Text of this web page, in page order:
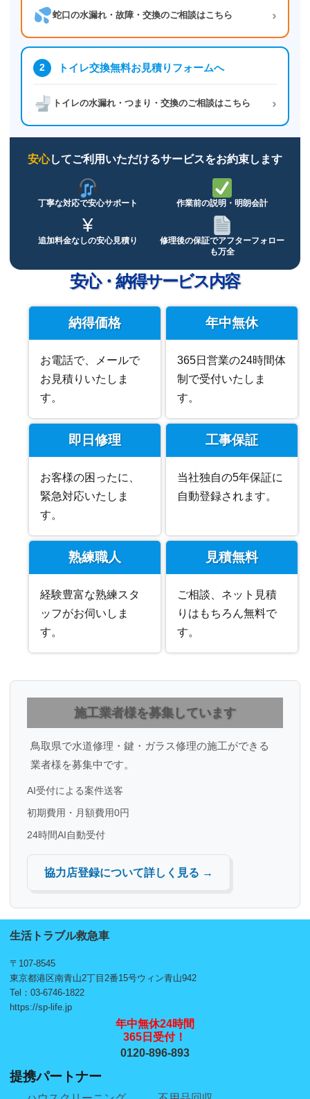
蛇口の水漏れ・故障・交換のご相談はこちら ›
2 トイレ交換無料お見積りフォームへ
トイレの水漏れ・つまり・交換のご相談はこちら ›
安心してご利用いただけるサービスをお約束します
丁寧な対応で安心サポート 作業前の説明・明朗会計
¥
追加料金なしの安心見積り 修理後の保証でアフターフォロー
も万全
安心・納得サービス内容
納得価格
お電話で、メールで
お見積りいたしま
す。
年中無休
365日営業の24時間体
制で受付いたしま
す。
即日修理
お客様の困ったに、
緊急対応いたしま
す。
工事保証
当社独自の5年保証に
自動登録されます。
熟練職人
経験豊富な熟練スタ
ッフがお伺いしま
す。
見積無料
ご相談、ネット見積
りはもちろん無料で
す。
施工業者様を募集しています
鳥取県で水道修理・鍵・ガラス修理の施工ができる
業者様を募集中です。
AI受付による案件送客
初期費用・月額費用0円
24時間AI自動受付
協力店登録について詳しく見る →
生活トラブル救急車
〒107-8545
東京都港区南青山2丁目2番15号ウィン青山942
Tel：03-6746-1822
https://sp-life.jp
年中無休24時間
365日受付！
0120-896-893
提携パートナー